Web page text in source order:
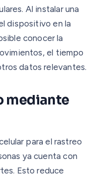
Al instalar una
dispositivo en la
conocer la
el tiempo
datos relevantes.
mediante
para el rastreo
ya cuenta con
Esto reduce